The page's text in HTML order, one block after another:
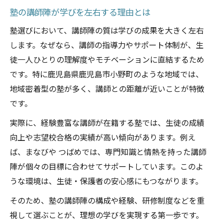
塾講師陣のサポートが未経験者を支える
未経験から塾勤務を始める際の注意点
塾で身につくスキルと講師陣の指導法
小野町で叶える理想の塾での働き方
塾の働き方が選ばれる理由と魅力
講師陣と共に築く柔軟な塾勤務スタイル
塾講師陣が支えるワークライフバランス
小野町で実現する理想の塾勤務条件
塾講師陣の質が学びを変える理由
塾講師陣の質が生徒の成長を左右する
指導力ある塾講師陣の特徴と見分け方
塾で感じる講師陣のサポート力の重要性
塾の講師陣が学びを左右する理由とは
塾選びにおいて、講師陣の質は学びの成果を大きく左右
します。なぜなら、講師の指導力やサポート体制が、生
徒一人ひとりの理解度やモチベーションに直結するため
です。特に鹿児島県鹿児島市小野町のような地域では、
地域密着型の塾が多く、講師との距離が近いことが特徴
です。
実際に、経験豊富な講師が在籍する塾では、生徒の成績
向上や志望校合格の実績が高い傾向があります。例え
ば、まなびや つばめでは、専門知識と情熱を持った講師
陣が個々の目標に合わせてサポートしています。このよ
うな環境は、生徒・保護者の安心感にもつながります。
そのため、塾の講師陣の構成や経験、研修制度などを重
視して選ぶことが、理想の学びを実現する第一歩です。